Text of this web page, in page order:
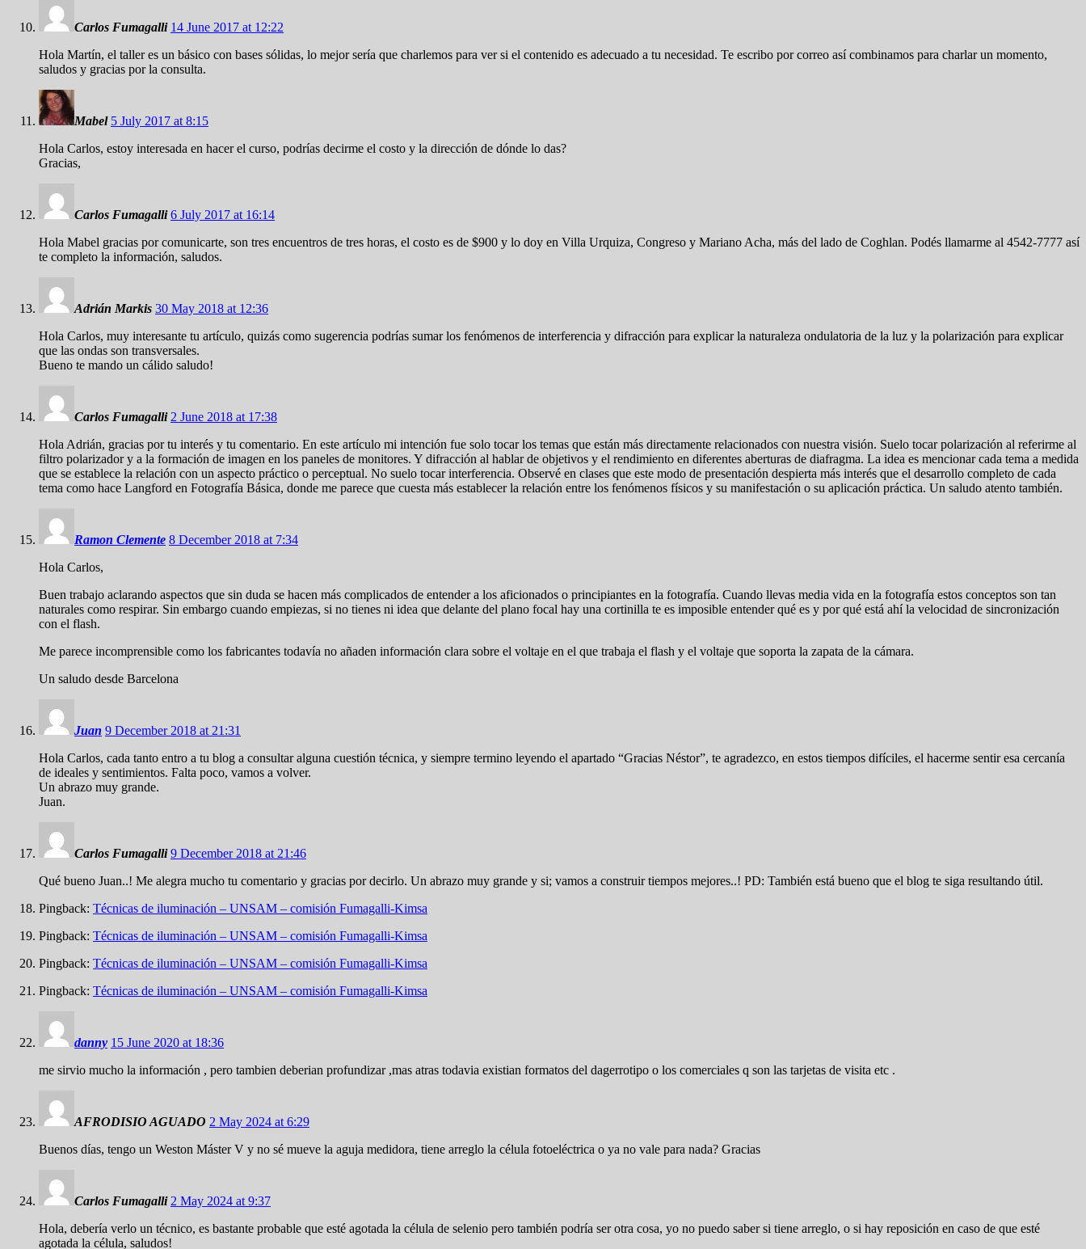
Carlos Fumagalli 14 June 2017 at 12:22
Hola Martín, el taller es un básico con bases sólidas, lo mejor sería que charlemos para ver si el contenido es adecuado a tu necesidad. Te escribo por correo así combinamos para charlar un momento,
saludos y gracias por la consulta.
Mabel 5 July 2017 at 8:15
Hola Carlos, estoy interesada en hacer el curso, podrías decirme el costo y la dirección de dónde lo das?
Gracias,
Carlos Fumagalli 6 July 2017 at 16:14
Hola Mabel gracias por comunicarte, son tres encuentros de tres horas, el costo es de $900 y lo doy en Villa Urquiza, Congreso y Mariano Acha, más del lado de Coghlan. Podés llamarme al 4542-7777 así
te completo la información, saludos.
Adrián Markis 30 May 2018 at 12:36
Hola Carlos, muy interesante tu artículo, quizás como sugerencia podrías sumar los fenómenos de interferencia y difracción para explicar la naturaleza ondulatoria de la luz y la polarización para explicar
que las ondas son transversales.
Bueno te mando un cálido saludo!
Carlos Fumagalli 2 June 2018 at 17:38
Hola Adrián, gracias por tu interés y tu comentario. En este artículo mi intención fue solo tocar los temas que están más directamente relacionados con nuestra visión. Suelo tocar polarización al referirme al
filtro polarizador y a la formación de imagen en los paneles de monitores. Y difracción al hablar de objetivos y el rendimiento en diferentes aberturas de diafragma. La idea es mencionar cada tema a medida
que se establece la relación con un aspecto práctico o perceptual. No suelo tocar interferencia. Observé en clases que este modo de presentación despierta más interés que el desarrollo completo de cada
tema como hace Langford en Fotografía Básica, donde me parece que cuesta más establecer la relación entre los fenómenos físicos y su manifestación o su aplicación práctica. Un saludo atento también.
Ramon Clemente 8 December 2018 at 7:34
Hola Carlos,
Buen trabajo aclarando aspectos que sin duda se hacen más complicados de entender a los aficionados o principiantes en la fotografía. Cuando llevas media vida en la fotografía estos conceptos son tan
naturales como respirar. Sin embargo cuando empiezas, si no tienes ni idea que delante del plano focal hay una cortinilla te es imposible entender qué es y por qué está ahí la velocidad de sincronización
con el flash.
Me parece incomprensible como los fabricantes todavía no añaden información clara sobre el voltaje en el que trabaja el flash y el voltaje que soporta la zapata de la cámara.
Un saludo desde Barcelona
Juan 9 December 2018 at 21:31
Hola Carlos, cada tanto entro a tu blog a consultar alguna cuestión técnica, y siempre termino leyendo el apartado “Gracias Néstor”, te agradezco, en estos tiempos difíciles, el hacerme sentir esa cercanía
de ideales y sentimientos. Falta poco, vamos a volver.
Un abrazo muy grande.
Juan.
Carlos Fumagalli 9 December 2018 at 21:46
Qué bueno Juan..! Me alegra mucho tu comentario y gracias por decirlo. Un abrazo muy grande y si; vamos a construir tiempos mejores..! PD: También está bueno que el blog te siga resultando útil.
Pingback: Técnicas de iluminación – UNSAM – comisión Fumagalli-Kimsa
Pingback: Técnicas de iluminación – UNSAM – comisión Fumagalli-Kimsa
Pingback: Técnicas de iluminación – UNSAM – comisión Fumagalli-Kimsa
Pingback: Técnicas de iluminación – UNSAM – comisión Fumagalli-Kimsa
danny 15 June 2020 at 18:36
me sirvio mucho la información , pero tambien deberian profundizar ,mas atras todavia existian formatos del dagerrotipo o los comerciales q son las tarjetas de visita etc .
AFRODISIO AGUADO 2 May 2024 at 6:29
Buenos días, tengo un Weston Máster V y no sé mueve la aguja medidora, tiene arreglo la célula fotoeléctrica o ya no vale para nada? Gracias
Carlos Fumagalli 2 May 2024 at 9:37
Hola, debería verlo un técnico, es bastante probable que esté agotada la célula de selenio pero también podría ser otra cosa, yo no puedo saber si tiene arreglo, o si hay reposición en caso de que esté
agotada la célula, saludos!